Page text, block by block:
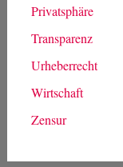
Datenschutz
Demokratie
Landtagsarbeit
Landtagswahlen
Medien